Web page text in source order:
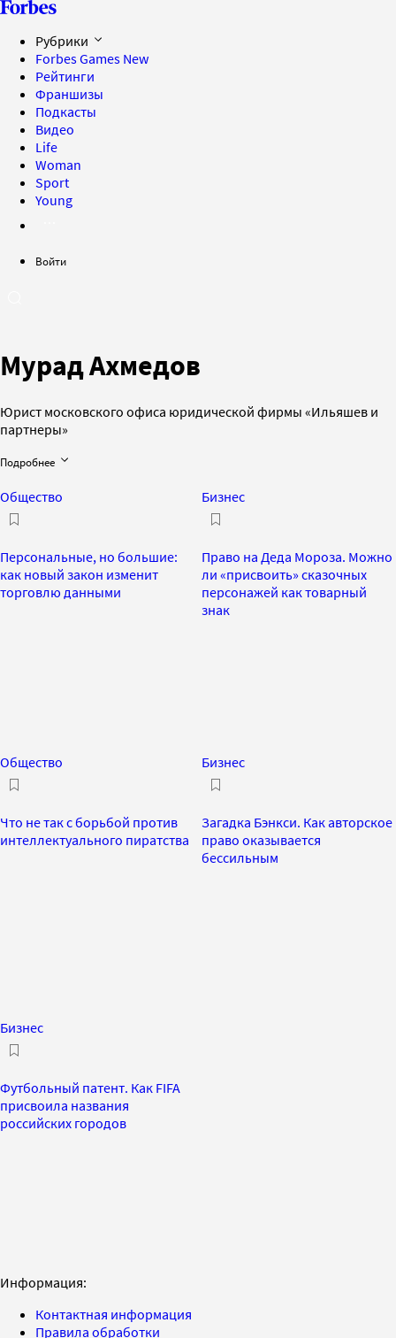
Рубрики
Forbes Games New
Рейтинги
Франшизы
Подкасты
Видео
Life
Woman
Sport
Young
Войти
Мурад Ахмедов
Юрист московского офиса юридической фирмы «Ильяшев и
партнеры»
Подробнее
Общество
Персональные, но большие:
как новый закон изменит
торговлю данными
Бизнес
Право на Деда Мороза. Можно
ли «присвоить» сказочных
персонажей как товарный
знак
Общество
Что не так с борьбой против
интеллектуального пиратства
Бизнес
Загадка Бэнкси. Как авторское
право оказывается
бессильным
Бизнес
Футбольный патент. Как FIFA
присвоила названия
российских городов
Информация:
Контактная информация
Правила обработки